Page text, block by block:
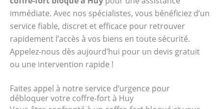
immédiate. Avec nos spécialistes, vous bénéficiez d’un
service fiable, discret et efficace pour retrouver
rapidement l’accès à vos biens en toute sécurité.
Appelez-nous dès aujourd’hui pour un devis gratuit
ou une intervention rapide !
Faites appel à notre service d’urgence pour
débloquer votre coffre-fort à Huy